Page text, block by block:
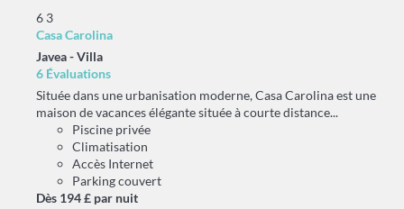
6 3
Casa Carolina
Javea -Villa
6 Évaluations
Située dans une urbanisation moderne, Casa Carolina est une
maison de vacances élégante située à courte distance...
Piscine privée
Climatisation
Accès Internet
Parking couvert
Dès 194 £ par nuit